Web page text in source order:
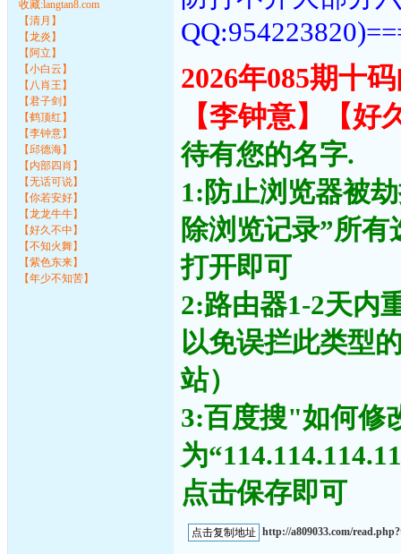
收藏:langtan8.com
【清月】
【龙炎】
【阿立】
【小白云】
【八肖王】
【君子剑】
【鹤顶红】
【李钟意】
【邱德海】
【内部四肖】
【无话可说】
【你若安好】
【龙龙牛牛】
【好久不中】
【不知火舞】
【紫色东来】
【年少不知苦】
2026年085期十
【李钟意】【
待有您的名字.
1:防止浏览器被
除浏览记录”所
打开即可
2:路由器1-2天内
以免误拦此类型
站）
3:百度搜"如何修
为
点击保存即可
http://a809033.com/